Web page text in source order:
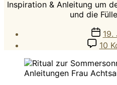
Inspiration & Anleitung um
und die
19.
10